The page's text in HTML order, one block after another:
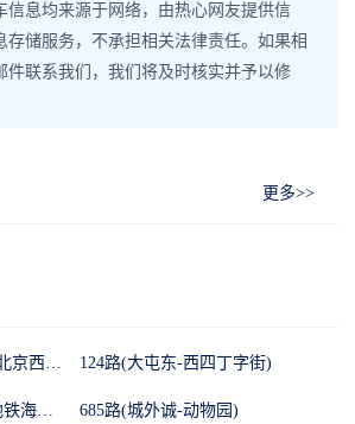
信息均来源于网络，由热心网友提供信
存储服务，不承担相关法律责任。如果相
件联系我们，我们将及时核实并予以修
更多>>
109电(东大桥路口东-北京西站南广场) 124路(大屯东-西四丁字街)
夜13路(北京朝阳站-地铁海淀五路居站) 685路(城外诚-动物园)